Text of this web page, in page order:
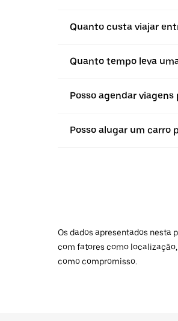
Quanto custa viajar
Quanto tempo leva
Posso agendar
Posso alugar um carro
Os dados apresentados nesta
com fatores como
como compromisso.